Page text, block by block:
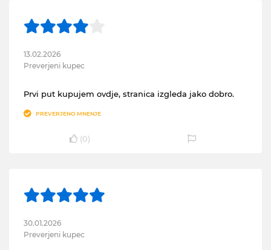
13.02.2026
Preverjeni kupec
Prvi put kupujem ovdje, stranica izgleda jako dobro.
PREVERJENO MNENJE
(0)
30.01.2026
Preverjeni kupec